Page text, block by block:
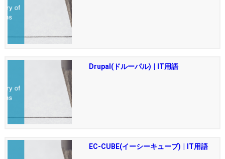
Drupal(ドルーパル) | IT用語
EC-CUBE(イーシーキューブ) | IT用語